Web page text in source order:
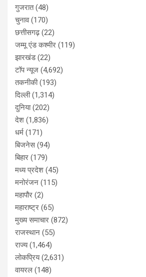
गुजरात(48)
चुनाव(170)
छत्तीसगढ़(22)
जम्मू एंड कश्मीर (119)
झारखंड(22)
टॉप न्यूज (4,692)
तकनीकी(193)
दिल्ली(1,314)
दुनिया(202)
देश (1,836)
धर्म (171)
बिजनेस(94)
बिहार (179)
मध्य प्रदेश (45)
मनोरंजन (115)
महापौर (2)
महाराष्ट्र (65)
मुख्य समाचार (872)
राजस्थान (55)
राज्य(1,464)
लोकप्रिय(2,631)
वायरल (148)